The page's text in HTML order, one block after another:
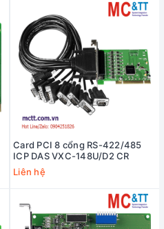
Card PCI 8 cổng RS-422/485
ICP DAS VXC-148U/D2 CR
Liên hệ